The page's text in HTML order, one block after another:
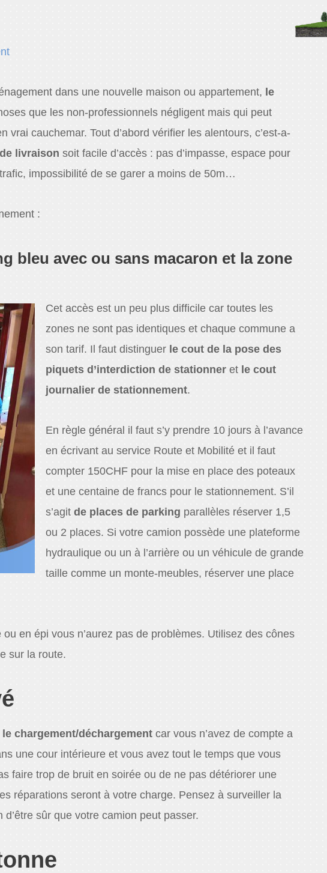
dans une nouvelle maison ou appartement, le
que les non-professionnels négligent mais qui peut
vrai cauchemar. Tout d’abord vérifier les alentours, c’est-a-
de livraison soit facile d’accès : pas d’impasse, espace pour
impossibilité de se garer a moins de 50m…
:
bleu avec ou sans macaron et la zone
Cet accès est un peu plus difficile car toutes les
zones ne sont pas identiques et chaque commune a
son tarif. Il faut distinguer le cout de la pose des
piquets d’interdiction de stationner et le cout
journalier de stationnement.
En règle général il faut s’y prendre 10 jours à l’avance
en écrivant au service Route et Mobilité et il faut
compter 150CHF pour la mise en place des poteaux
et une centaine de francs pour le stationnement. S’il
s’agitde places de parking parallèles réserver 1,5
ou 2 places. Si votre camion possède une plateforme
hydraulique ou un à l’arrière ou un véhicule de grande
taille comme un monte-meubles, réserver une place
en épi vous n’aurez pas de problèmes. Utilisez des cônes
sur la route.
le chargement/déchargement car vous n’avez de compte a
une cour intérieure et vous avez tout le temps que vous
faire trop de bruit en soirée ou de ne pas détériorer une
réparations seront à votre charge. Pensez à surveiller la
sûr que votre camion peut passer.